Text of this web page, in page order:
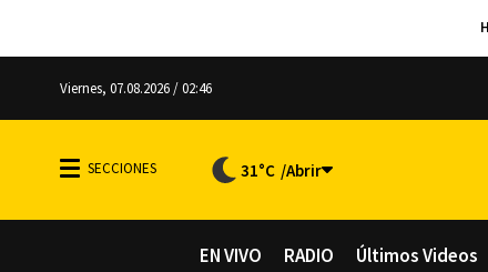
Viernes, 07.08.2026 / 02:46
31°C
EN VIVO RADIO Últimos Videos